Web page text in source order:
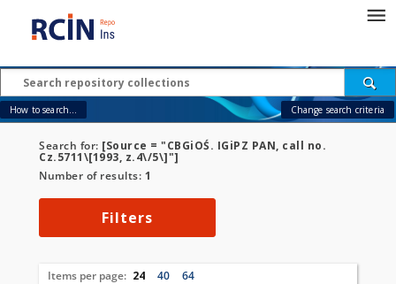
How to search... Change search criteria
Search for: [Source = "CBGiOŚ. IGiPZ PAN, call no.
Cz.5711\[1993, z.4\/5\]"]
Number of results: 1
Filters
Items per page: 24 40
64